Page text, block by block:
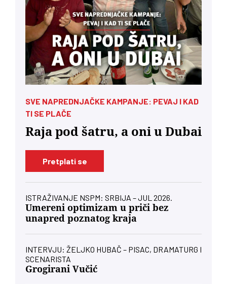
SVE NAPREDNJAČKE KAMPANJE: PEVAJ I KAD
TI SE PLAČE
Raja pod šatru, a oni u Dubai
Pretplati se
ISTRAŽIVANJE NSPM: SRBIJA – JUL 2026.
Umereni optimizam u priči bez
unapred poznatog kraja
INTERVJU: ŽELJKO HUBAČ – PISAC, DRAMATURG I
SCENARISTA
Grogirani Vučić